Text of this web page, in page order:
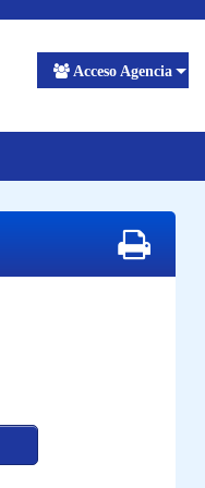
Acceso Agencia